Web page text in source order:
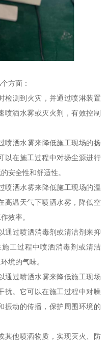
方面：
检测到火灾，并通过喷淋装置
喷洒水雾或灭火剂，有效控制
喷洒水雾来降低施工现场的扬
以在施工过程中对扬尘源进行
安全性和舒适性。
喷洒水雾来降低施工现场的温
高温天气下喷洒水雾，降低空
效率。
通过喷洒消毒剂或清洁剂来抑
工过程中喷洒消毒剂或清洁
境的气味。
通过喷洒水雾来降低施工现场
扰。它可以在施工过程中对噪
振动的传播，保护周围环境的
其他喷洒物质，实现灭火、防